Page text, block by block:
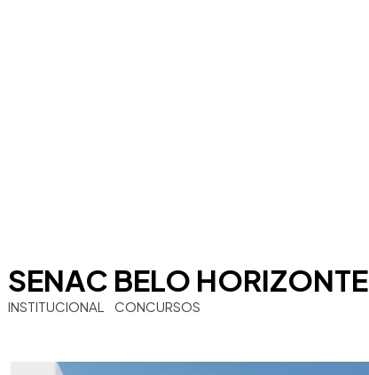
SENAC BELO HORIZONTE
INSTITUCIONAL CONCURSOS